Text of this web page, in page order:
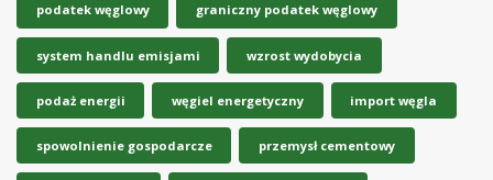
podatek węglowy graniczny podatek węglowy
system handlu emisjami wzrost wydobycia
podaż energii węgiel energetyczny import węgla
spowolnienie gospodarcze przemysł cementowy